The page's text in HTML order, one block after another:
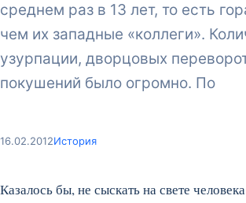
среднем раз в 13 лет, то есть
чем их западные «коллеги».
узурпации, дворцовых
покушений было огромно. По
16.02.2012История
Казалось бы, не сыскать на свете